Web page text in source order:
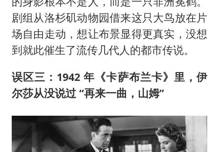
剧组从洛杉矶动物园借来这只大鸟放在片
场自由走动，想让布景显得更真实，没想
到就此催生了流传几代人的都市传说。
误区三：1942 年《卡萨布兰卡》里，伊
尔莎从没说过 “再来一曲，山姆”